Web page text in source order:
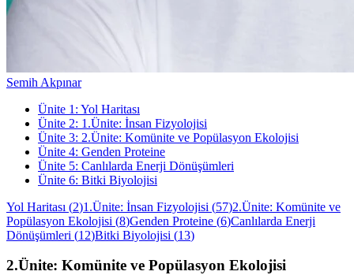
Semih Akpınar
Ünite 1 : Yol Haritası
Ünite 2: 1.Ünite: İnsan Fizyolojisi
Ünite 3: 2.Ünite: Komünite ve Popülasyon Ekolojisi
Ünite 4: Genden Proteine
Ünite 5: Canlılarda Enerji Dönüşümleri
Ünite 6: Bitki Biyolojisi
Yol Haritası (2)1.Ünite: İnsan Fizyolojisi (57)2.Ünite: Komünite ve
Popülasyon Ekolojisi (8)Genden Proteine (6)Canlılarda Enerji
Dönüşümleri (12)Bitki Biyolojisi (13)
2.Ünite: Komünite ve Popülasyon Ekolojisi